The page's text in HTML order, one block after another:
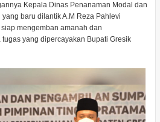
Kepala Dinas Penanaman Modal dan
baru dilantik A.M Reza Pahlevi
mengemban amanah dan
yang dipercayakan Bupati Gresik